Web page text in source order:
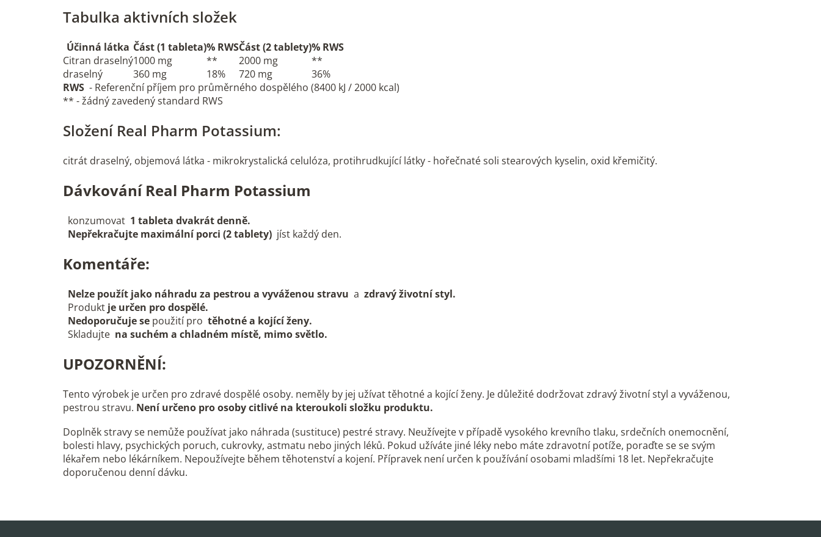
Tabulka aktivních složek
Účinná látka Část (1 tableta)% RWSČást (2 tablety)% RWS
Citran draselný1000 mg ** 2000 mg
**
draselný
360 mg 18% 720 mg
36%
RWS - Referenční příjem pro průměrného dospělého (8400 kJ / 2000 kcal)
** - žádný zavedený standard RWS
Složení Real Pharm Potassium:
citrát draselný, objemová látka - mikrokrystalická celulóza, protihrudkující látky - hořečnaté soli stearových kyselin, oxid křemičitý.
Dávkování Real Pharm Potassium
konzumovat 1 tableta dvakrát denně.
Nepřekračujte maximální porci (2 tablety) jíst každý den.
Komentáře:
Nelze použít jako náhradu za pestrou a vyváženou stravu a zdravý životní styl.
Produkt je určen pro dospělé.
Nedoporučuje se použití pro těhotné a kojící ženy.
Skladujte na suchém a chladném místě, mimo světlo.
UPOZORNĚNÍ:
Tento výrobek je určen pro zdravé dospělé osoby. neměly by jej užívat těhotné a kojící ženy. Je důležité dodržovat zdravý životní styl a vyváženou,
pestrou stravu. Není určeno pro osoby citlivé na kteroukoli složku produktu.
Doplněk stravy se nemůže používat jako náhrada (sustituce) pestré stravy. Neužívejte v případě vysokého krevního tlaku, srdečních onemocnění,
bolesti hlavy, psychických poruch, cukrovky, astmatu nebo jiných léků. Pokud užíváte jiné léky nebo máte zdravotní potíže, poraďte se se svým
lékařem nebo lékárníkem. Nepoužívejte během těhotenství a kojení. Přípravek není určen k používání osobami mladšími 18 let. Nepřekračujte
doporučenou denní dávku.